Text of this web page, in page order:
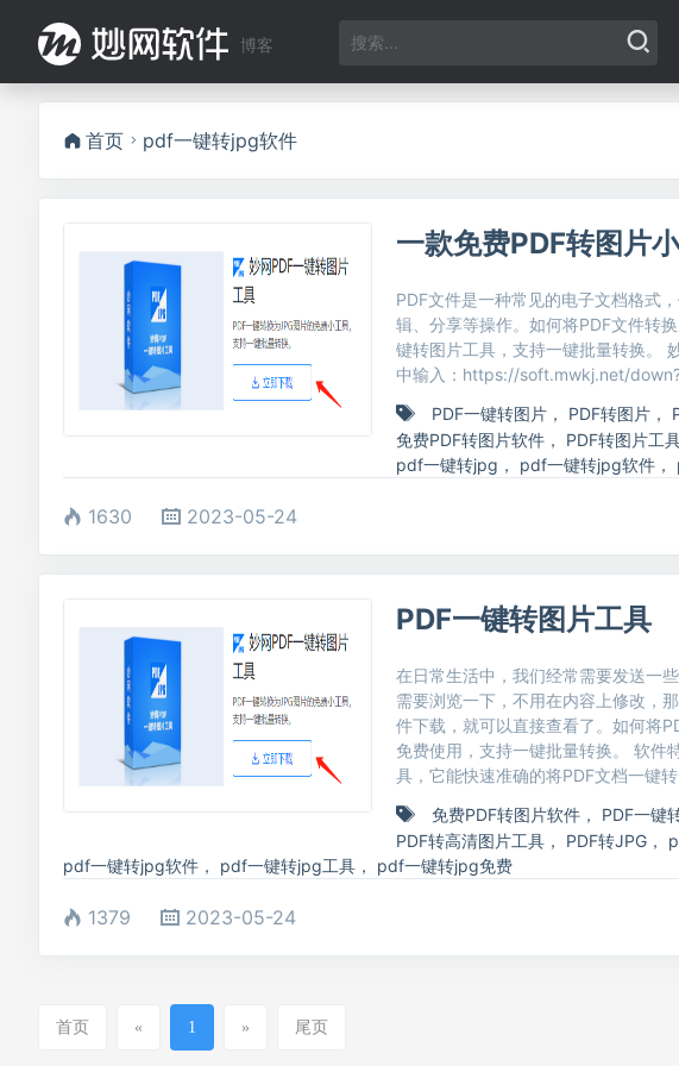
博客
首页 pdf一键转jpg软件
一款免费PDF转图片
PDF文件是一种常见的电子文档格式
辑、分享等操作。如何将PDF文件转
键转图片工具，支持一键批量转换。
中输入：https://soft.mwkj.net/
PDF一键转图片 ， PDF转图片 ，
免费PDF转图片软件 ， PDF转图片工
pdf一键转jpg ， pdf一键转jpg软件 ，
1630 2023-05-24
PDF一键转图片工具
在日常生活中，我们经常需要发送一
需要浏览一下，不用在内容上修改，
件下载，就可以直接查看了。如何将
免费使用，支持一键批量转换。 软件
具，它能快速准确的将PDF文档一键转
免费PDF转图片软件 ， PDF一键
PDF转高清图片工具 ， PDF转JPG ，
pdf一键转jpg软件 ， pdf一键转jpg工具 ， pdf一键转jpg免费
1379 2023-05-24
首页 « 1 » 尾页